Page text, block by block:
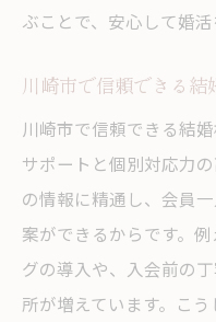
結婚相談所
信頼重視の川崎市
結婚相談所選
川崎市で評判
信頼できる結
口コミや実績
ぶことで、安心して婚
川崎市で信頼できる結
川崎市で信頼できる結
サポートと個別対応力
の情報に精通し、会員
案ができるからです。
グの導入や、入会前の
所が増えています。こ